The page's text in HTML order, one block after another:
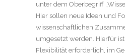
unter dem Oberbegriff
Hier sollen neue Ideen und
wissenschaftlichen
umgesetzt werden. Hierfür
Flexibilität erforderlich, im